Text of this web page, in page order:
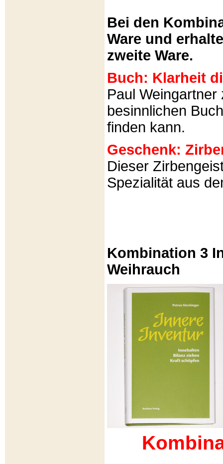
Bei den
Ware und
zweite Ware.
Buch: Klarheit
Paul
besinnlichen
finden kann.
Geschenk:
Dieser
Spezialität aus
Kombination 3
Weihrauch